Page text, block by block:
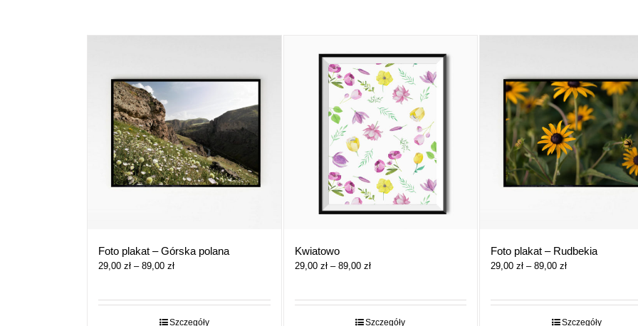
Foto plakat – Górska polana
29,00 zł – 89,00 złZakres
29,00 zł
do
Szczegóły
Kwiatowo
29,00 zł – 89,00 złZakres
29,00 zł
do
Szczegóły
Foto plakat – Rudbekia
29,00 zł – 89,00 złZakres
29,00 zł
do
Szczegóły